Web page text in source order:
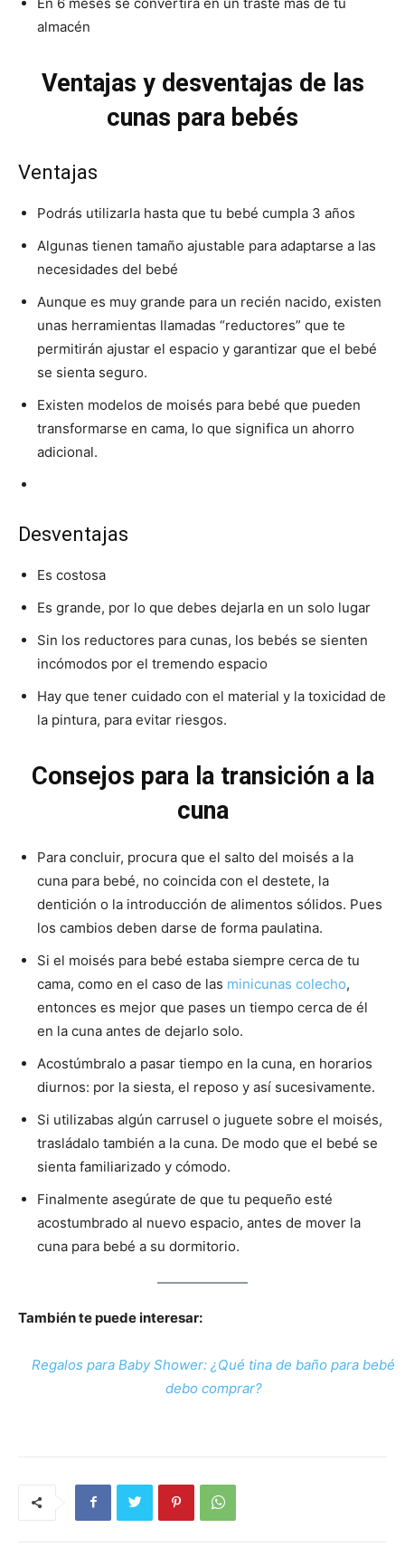
almacén
Ventajas y desventajas de las
cunas para bebés
Ventajas
Podrás utilizarla hasta que tu bebé cumpla 3 años
Algunas tienen tamaño ajustable para adaptarse a las
necesidades del bebé
Aunque es muy grande para un recién nacido, existen
unas herramientas llamadas “reductores” que te
permitirán ajustar el espacio y garantizar que el bebé
se sienta seguro.
Existen modelos de moisés para bebé que pueden
transformarse en cama, lo que significa un ahorro
adicional.
Desventajas
Es costosa
Es grande, por lo que debes dejarla en un solo lugar
Sin los reductores para cunas, los bebés se sienten
incómodos por el tremendo espacio
Hay que tener cuidado con el material y la toxicidad de
la pintura, para evitar riesgos.
Consejos para la transición a la
cuna
Para concluir, procura que el salto del moisés a la
cuna para bebé, no coincida con el destete, la
dentición o la introducción de alimentos sólidos. Pues
los cambios deben darse de forma paulatina.
Si el moisés para bebé estaba siempre cerca de tu
cama, como en el caso de las minicunas colecho,
entonces es mejor que pases un tiempo cerca de él
en la cuna antes de dejarlo solo.
Acostúmbralo a pasar tiempo en la cuna, en horarios
diurnos: por la siesta, el reposo y así sucesivamente.
Si utilizabas algún carrusel o juguete sobre el moisés,
trasládalo también a la cuna. De modo que el bebé se
sienta familiarizado y cómodo.
Finalmente asegúrate de que tu pequeño esté
acostumbrado al nuevo espacio, antes de mover la
cuna para bebé a su dormitorio.
También te puede interesar:
Regalos para Baby Shower: ¿Qué tina de baño para bebé
debo comprar?